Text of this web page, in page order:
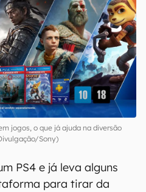
jogos, o que já ajuda na diversão
Sony)
PS4 e já leva alguns
para tirar da